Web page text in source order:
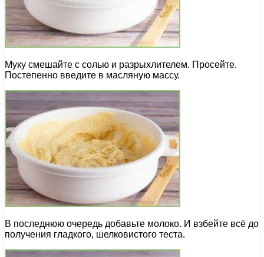
Муку смешайте с солью и разрыхлителем. Просейте.
Постепенно введите в масляную массу.
В последнюю очередь добавьте молоко. И взбейте всё до
получения гладкого, шелковистого теста.